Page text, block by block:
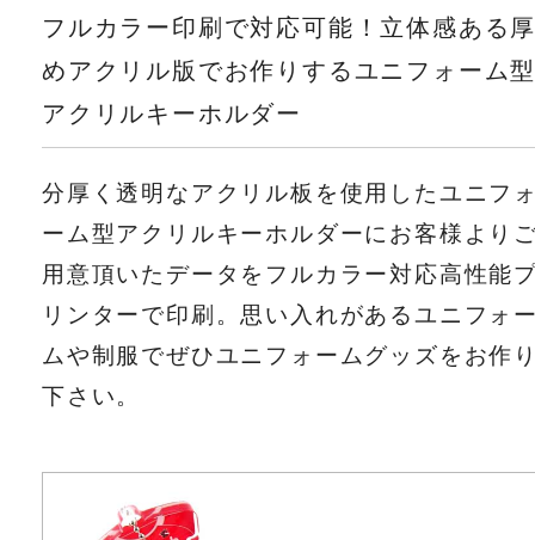
フルカラー印刷で対応可能！立体感ある
めアクリル版でお作りするユニフォーム
アクリルキーホルダー
分厚く透明なアクリル板を使用したユニフ
ーム型アクリルキーホルダーにお客様より
用意頂いたデータをフルカラー対応高性能
リンターで印刷。思い入れがあるユニフォ
ムや制服でぜひユニフォームグッズをお作
下さい。